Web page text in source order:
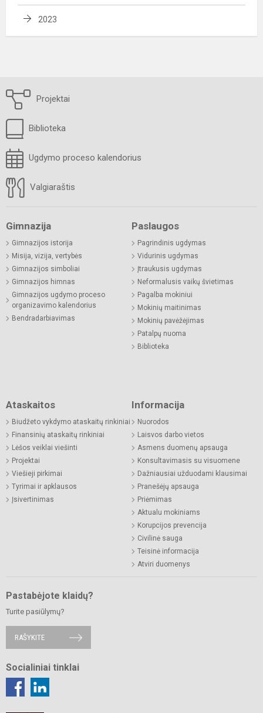
2023
Projektai
Biblioteka
Ugdymo proceso kalendorius
Valgiaraštis
Gimnazija
Gimnazijos istorija
Misija, vizija, vertybės
Gimnazijos simboliai
Gimnazijos himnas
Gimnazijos ugdymo proceso
organizavimo kalendorius
Bendradarbiavimas
Paslaugos
Pagrindinis ugdymas
Vidurinis ugdymas
Įtraukusis ugdymas
Neformalusis vaikų švietimas
Pagalba mokiniui
Mokinių maitinimas
Mokinių pavėžėjimas
Patalpų nuoma
Biblioteka
Ataskaitos
Biudžeto vykdymo ataskaitų rinkiniai
Finansinių ataskaitų rinkiniai
Lėšos veiklai viešinti
Projektai
Viešieji pirkimai
Tyrimai ir apklausos
Įsivertinimas
Informacija
Nuorodos
Laisvos darbo vietos
Asmens duomenų apsauga
Konsultavimasis su visuomene
Dažniausiai užduodami klausimai
Pranešėjų apsauga
Priėmimas
Aktualu mokiniams
Korupcijos prevencija
Civilinė sauga
Teisinė informacija
Atviri duomenys
Pastabėjote klaidų?
Turite pasiūlymų?
RAŠYKITE
Socialiniai tinklai